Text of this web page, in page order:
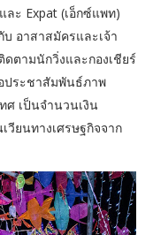
ะ Expat (เอ็กซ์แพท)
อาสาสมัครและเจ้า
ตามนักวิ่งและกองเชียร์
ประชาสัมพันธ์ภาพ
ศ เป็นจำนวนเงิน
วียนทางเศรษฐกิจจาก